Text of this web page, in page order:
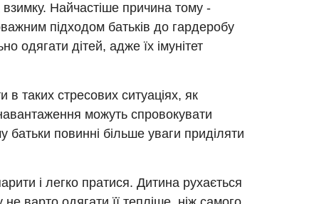
Найчастіше причина тому -
підходом батьків до гардеробу
одягати дітей, адже їх імунітет
в таких стресових ситуаціях, як
можуть спровокувати
батьки повинні більше уваги приділяти
і легко пратися. Дитина рухається